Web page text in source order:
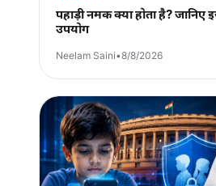
पहाड़ी नमक क्या होता है?
उपयोग
Neelam Saini•8/8/2026